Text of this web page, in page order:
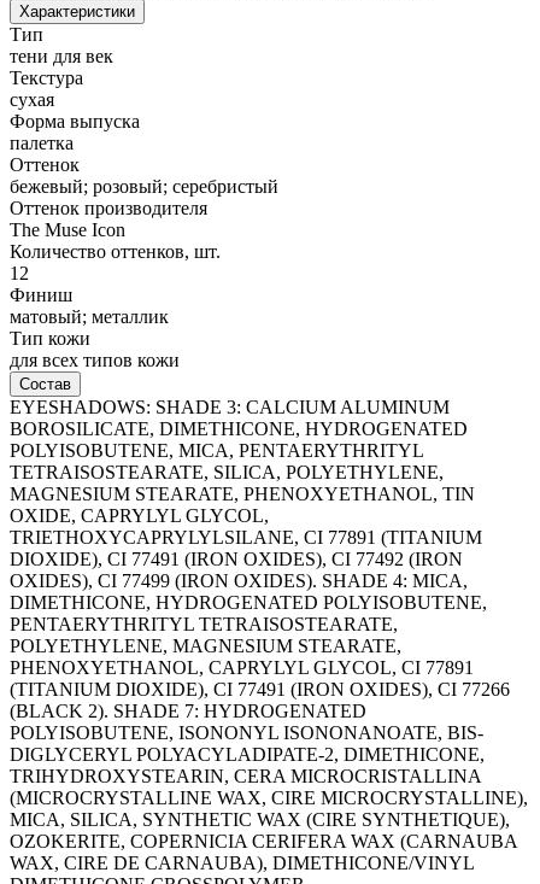
Характеристики
Тип
тени для век
Текстура
сухая
Форма выпуска
палетка
Оттенок
бежевый; розовый; серебристый
Оттенок производителя
The Muse Icon
Количество оттенков, шт.
12
Финиш
матовый; металлик
Тип кожи
для всех типов кожи
Состав
EYESHADOWS: SHADE 3: CALCIUM ALUMINUM
BOROSILICATE, DIMETHICONE, HYDROGENATED
POLYISOBUTENE, MICA, PENTAERYTHRITYL
TETRAISOSTEARATE, SILICA, POLYETHYLENE,
MAGNESIUM STEARATE, PHENOXYETHANOL, TIN
OXIDE, CAPRYLYL GLYCOL,
TRIETHOXYCAPRYLYLSILANE, CI 77891 (TITANIUM
DIOXIDE), CI 77491 (IRON OXIDES), CI 77492 (IRON
OXIDES), CI 77499 (IRON OXIDES). SHADE 4: MICA,
DIMETHICONE, HYDROGENATED POLYISOBUTENE,
PENTAERYTHRITYL TETRAISOSTEARATE,
POLYETHYLENE, MAGNESIUM STEARATE,
PHENOXYETHANOL, CAPRYLYL GLYCOL, CI 77891
(TITANIUM DIOXIDE), CI 77491 (IRON OXIDES), CI 77266
(BLACK 2). SHADE 7: HYDROGENATED
POLYISOBUTENE, ISONONYL ISONONANOATE, BIS-
DIGLYCERYL POLYACYLADIPATE-2, DIMETHICONE,
TRIHYDROXYSTEARIN, CERA MICROCRISTALLINA
(MICROCRYSTALLINE WAX, CIRE MICROCRYSTALLINE),
MICA, SILICA, SYNTHETIC WAX (CIRE SYNTHETIQUE),
OZOKERITE, COPERNICIA CERIFERA WAX (CARNAUBA
WAX, CIRE DE CARNAUBA), DIMETHICONE/VINYL